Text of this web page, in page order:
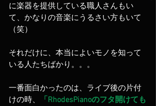
に楽器を提供している職人さんもい
て、かなりの音楽にうるさい方もいて
（笑）
それだけに、本当によいモノを知って
いる人たちばかり。。。
一番面白かったのは、ライブ後の片付
けの時、
「RhodesPianoのフタ開けても